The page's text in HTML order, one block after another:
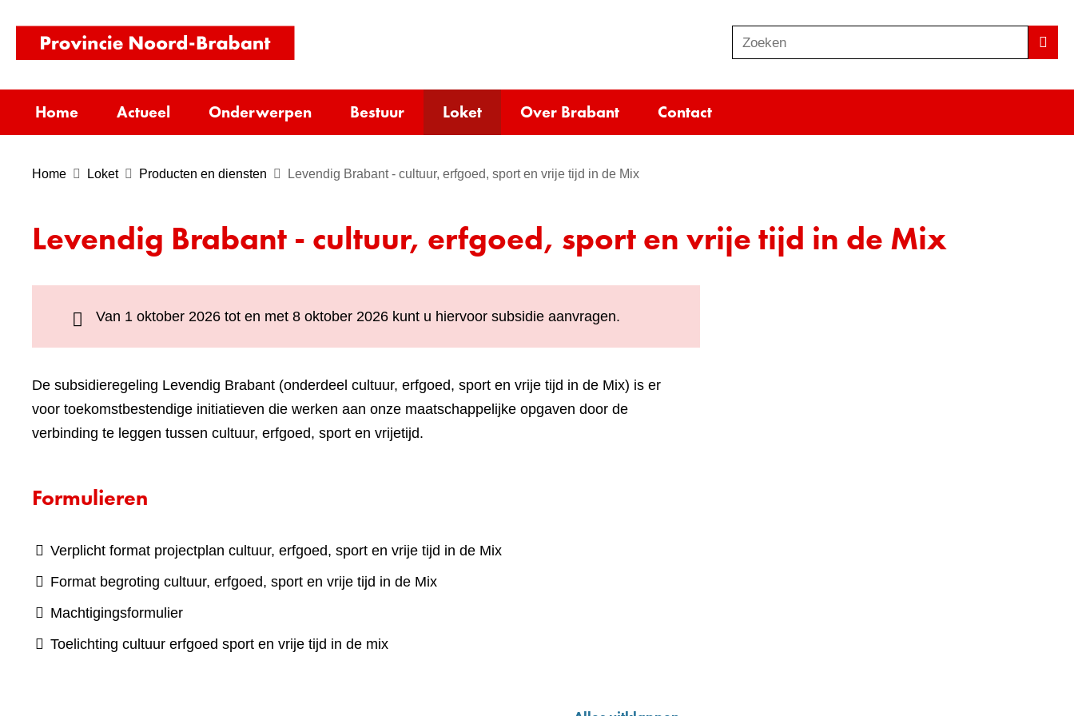
inhoud
homepage)
o
e
e
Zoeken
Home Actueel Onderwerpen Bestuur Loket Over Brabant Contact
Home Loket Producten en diensten Levendig Brabant - cultuur, erfgoed, sport en vrije tijd in de Mix
Levendig Brabant - cultuur, erfgoed, sport en vrije tijd in de Mix
Van 1 oktober 2026 tot en met 8 oktober 2026 kunt u hiervoor subsidie aanvragen.
De subsidieregeling Levendig Brabant (onderdeel cultuur, erfgoed, sport en vrije tijd in de Mix) is er
voor toekomstbestendige initiatieven die werken aan onze maatschappelijke opgaven door de
verbinding te leggen tussen cultuur, erfgoed, sport en vrijetijd.
Formulieren
Verplicht format projectplan cultuur, erfgoed, sport en vrije tijd in de Mix
Format begroting cultuur, erfgoed, sport en vrije tijd in de Mix
Machtigingsformulier
Toelichting cultuur erfgoed sport en vrije tijd in de mix